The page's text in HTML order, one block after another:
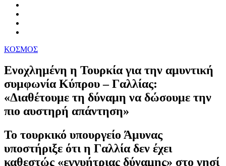
ΚΟΣΜΟΣ
Ενοχλημένη η Τουρκία για την αμυντική
συμφωνία Κύπρου – Γαλλίας:
«Διαθέτουμε τη δύναμη να δώσουμε την
πιο αυστηρή απάντηση»
Το τουρκικό υπουργείο Άμυνας
υποστήριξε ότι η Γαλλία δεν έχει
καθεστώς «εγγυήτριας δύναμης» στο νησί